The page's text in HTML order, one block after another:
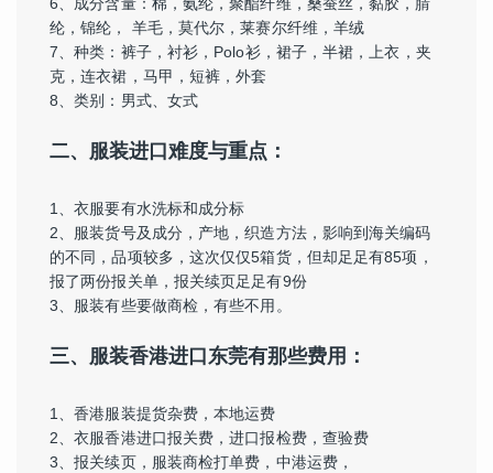
纶，锦纶， 羊毛，莫代尔，莱赛尔纤维，羊绒
7、种类：裤子，衬衫，Polo衫，裙子，半裙，上衣，夹
克，连衣裙，马甲，短裤，外套
8、类别：男式、女式
二、服装进口难度与重点：
1、衣服要有水洗标和成分标
2、服装货号及成分，产地，织造方法，影响到海关编码
的不同，品项较多，这次仅仅5箱货，但却足足有85项，
报了两份报关单，报关续页足足有9份
3、服装有些要做商检，有些不用。
三、服装香港进口东莞有那些费用：
1、香港服装提货杂费，本地运费
2、衣服香港进口报关费，进口报检费，查验费
3、报关续页，服装商检打单费，中港运费，